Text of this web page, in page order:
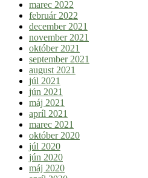
marec 2022
február 2022
december 2021
november 2021
október 2021
september 2021
august 2021
júl 2021
jún 2021
máj 2021
apríl 2021
marec 2021
október 2020
júl 2020
jún 2020
máj 2020